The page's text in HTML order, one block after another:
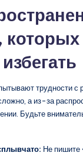
которых
трудности с
а из-за
Будьте
Не пишите